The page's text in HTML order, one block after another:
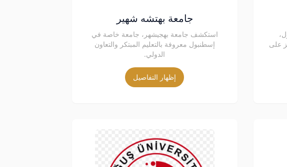
التي تركز على
جامعة بهتشه شهير
استكشف جامعة بهجيشهر، جامعة خاصة في
إسطنبول معروفة بالتعليم المبتكر والتعاون
الدولي.
إظهار التفاصيل